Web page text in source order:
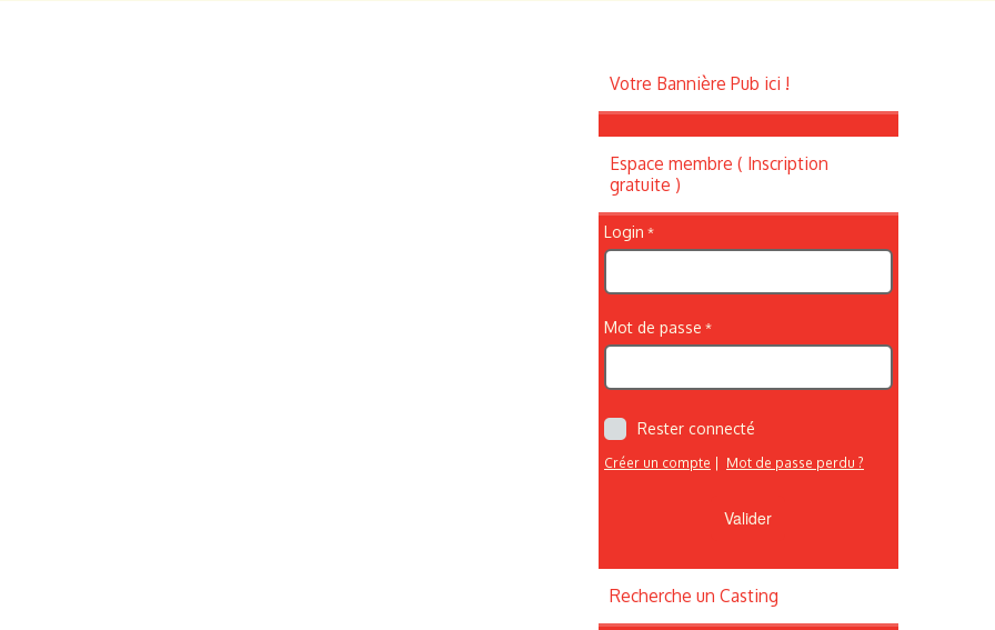
Votre Bannière Pub ici !
Espace membre ( Inscription
gratuite )
Login
Mot de passe
Rester connecté
Créer un compte Mot de passe perdu ?
Recherche un Casting